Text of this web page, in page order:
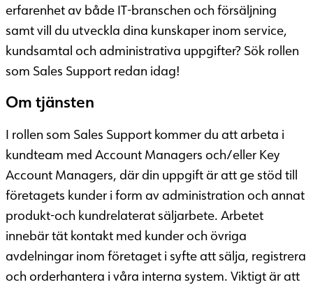
erfarenhet av både IT-branschen och försäljning
samt vill du utveckla dina kunskaper inom service,
kundsamtal och administrativa uppgifter? Sök rollen
som Sales Support redan idag!
Om tjänsten
I rollen som Sales Support kommer du att arbeta i
kundteam med Account Managers och/eller Key
Account Managers, där din uppgift är att ge stöd till
företagets kunder i form av administration och annat
produkt-och kundrelaterat säljarbete. Arbetet
innebär tät kontakt med kunder och övriga
avdelningar inom företaget i syfte att sälja, registrera
och orderhantera i våra interna system. Viktigt är att